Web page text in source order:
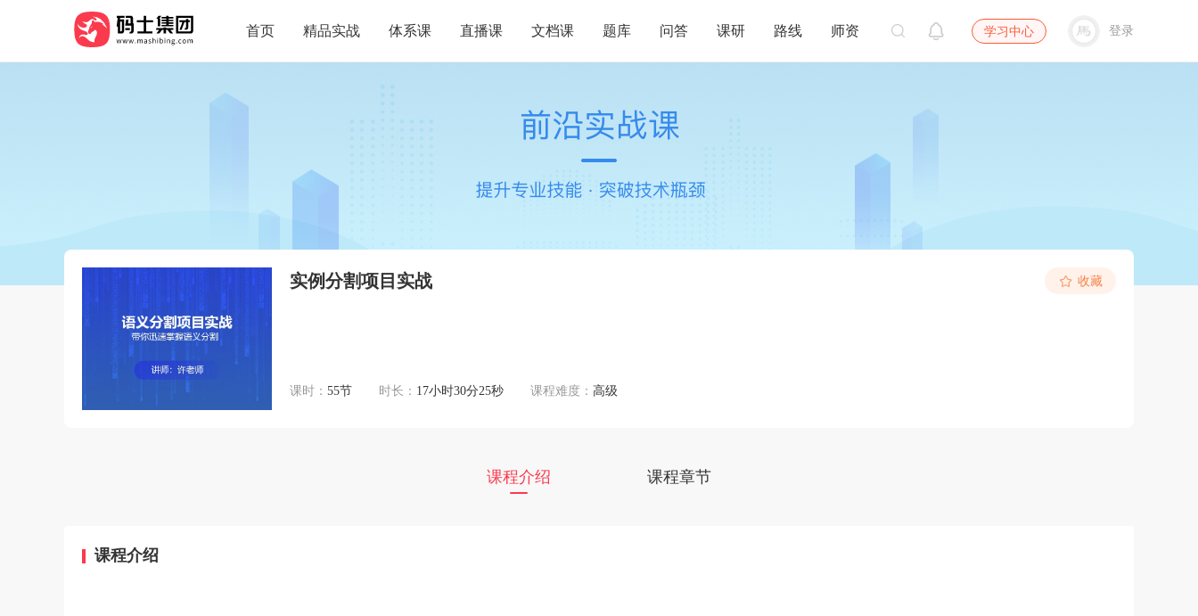
首页 精品实战 体系课 直播课 文档课 题库 问答 课研 路线 师资 学习中心 登录
实例分割项目实战
课时： 55节 时长： 17小时30分25秒 课程难度： 高级
收藏
课程介绍 课程章节
课程介绍